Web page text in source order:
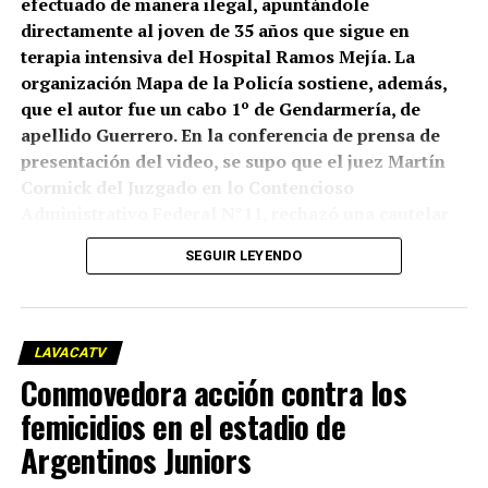
directamente al joven de 35 años que sigue en
terapia intensiva del Hospital Ramos Mejía. La
organización Mapa de la Policía sostiene, además,
que el autor fue un cabo 1º de Gendarmería, de
apellido Guerrero. En la conferencia de prensa de
presentación del video, se supo que el juez Martín
Cormick del Juzgado en lo Contencioso
que había presentado el Centro de Estudios Legales
y Sociales (CELS), que está intentando una
lo que sí planteó Cormick es que “ante la
proximidad de la marcha convocada para el
miércoles 19/03/25, que genera en los solicitantes la
incertidumbre acerca de que los hechos ya
acontecidos puedan volver a repetirse, corresponde
poner en conocimiento de las partes que este
SEGUIR LEYENDO
LAVACATV
Conmovedora acción contra los
femicidios en el estadio de
Argentinos Juniors